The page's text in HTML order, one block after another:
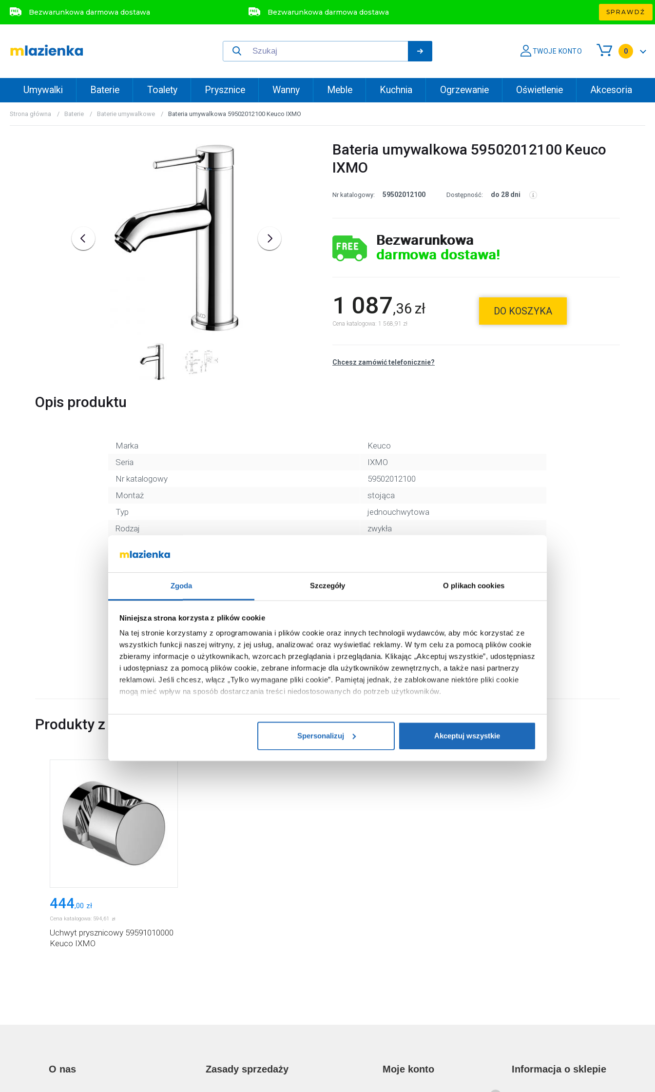
Zgoda Szczegóły O plikach cookies
Niniejsza strona korzysta z plików cookie
Na tej stronie korzystamy z oprogramowania i plików cookie oraz innych technologii wydawców, aby móc korzystać ze
wszystkich funkcji naszej witryny, z jej usług, analizować oraz wyświetlać reklamy. W tym celu za pomocą plików cookie
zbieramy informacje o użytkownikach, wzorcach przeglądania i przeglądania. Klikając „Akceptuj wszystkie”, udostępniasz
i udostępniasz za pomocą plików cookie, zebrane informacje dla użytkowników zewnętrznych, a także nasi partnerzy
reklamowi. Jeśli chcesz, włącz „Tylko wymagane pliki cookie”. Pamiętaj jednak, że zablokowane niektóre pliki cookie
mogą mieć wpływ na sposób dostarczania treści niedostosowanych do potrzeb użytkowników.
Aby uzyskać więcej informacji na temat plików plików cookie, kliknij „Ustawienia plików cookie”.Jeśli chcesz uzyskać
Spersonalizuj
Akceptuj wszystkie
Bezwarunkowa darmowa dostawa Bezwarunkowa darmowa dostawa SPRAWDŹ
TWOJE KONTO 0
Umywalki Baterie Toalety Prysznice Wanny Meble Kuchnia Ogrzewanie Oświetlenie Akcesoria
Strona główna Baterie Baterie umywalkowe Bateria umywalkowa 59502012100 Keuco IXMO
Bateria umywalkowa 59502012100 Keuco
IXMO
Nr katalogowy: 59502012100 Dostępność: do 28 dni
Bezwarunkowa
darmowa dostawa!
1 087,36 zł
Cena katalogowa: 1 568,91 zł
DO KOSZYKA
Chcesz zamówić telefonicznie?
Opis produktu
Marka
Keuco
Seria
IXMO
Nr katalogowy
59502012100
Montaż
stojąca
Typ
jednouchwytowa
Rodzaj
zwykła
Wymiary z opakowaniem
25 x 10 x 57 cm
Waga z opakowaniem
2,25 kg
Dane producenta
Zobacz
Produkty z serii
444,00 zł
Cena katalogowa: 594,61 zł
Uchwyt prysznicowy 59591010000
Keuco IXMO
O nas Zasady sprzedaży Moje konto Informacja o sklepie